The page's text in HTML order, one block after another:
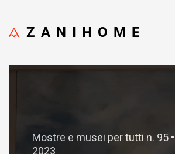
ZANIHOME
Mostre e musei per tutti n. 95
2023